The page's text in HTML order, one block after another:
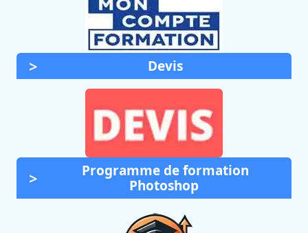
Devis
Programme de formation
Photoshop